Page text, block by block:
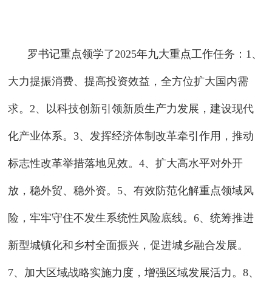
罗书记重点领学了2025年九大重点工作任务：1、
大力提振消费、提高投资效益，全方位扩大国内需
求。2、以科技创新引领新质生产力发展，建设现代
化产业体系。3、发挥经济体制改革牵引作用，推动
标志性改革举措落地见效。4、扩大高水平对外开
放，稳外贸、稳外资。5、有效防范化解重点领域风
险，牢牢守住不发生系统性风险底线。6、统筹推进
新型城镇化和乡村全面振兴，促进城乡融合发展。
7、加大区域战略实施力度，增强区域发展活力。8、